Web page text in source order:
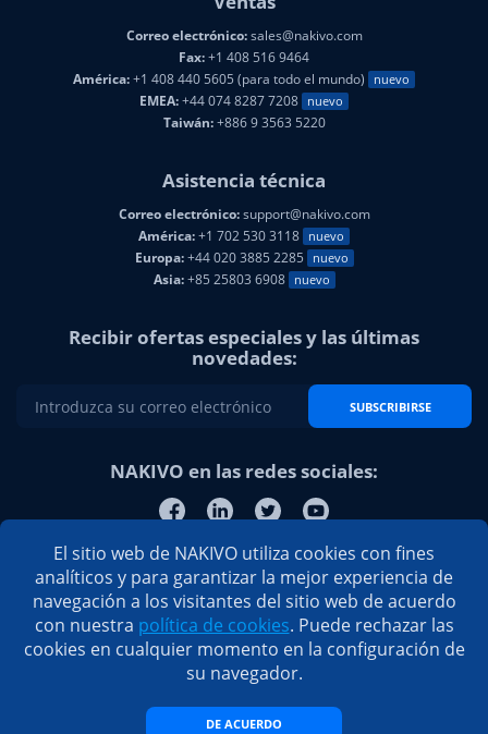
Correo electrónico:sales@nakivo.com
Fax:+1 408 516 9464
América:+1 408 440 5605 (para todo el mundo) nuevo
EMEA:+44 074 8287 7208 nuevo
Taiwán:+886 9 3563 5220
Asistencia técnica
Correo electrónico:support@nakivo.com
América:+1 702 530 3118 nuevo
Europa:+44 020 3885 2285 nuevo
Asia:+85 25803 6908 nuevo
Recibir ofertas especiales y las últimas
novedades:
SUBSCRIBIRSE
NAKIVO en las redes sociales:
El sitio web de NAKIVO utiliza cookies con fines
analíticos y para garantizar la mejor experiencia de
navegación a los visitantes del sitio web de acuerdo
con nuestra política de cookies. Puede rechazar las
cookies en cualquier momento en la configuración de
su navegador.
DE ACUERDO